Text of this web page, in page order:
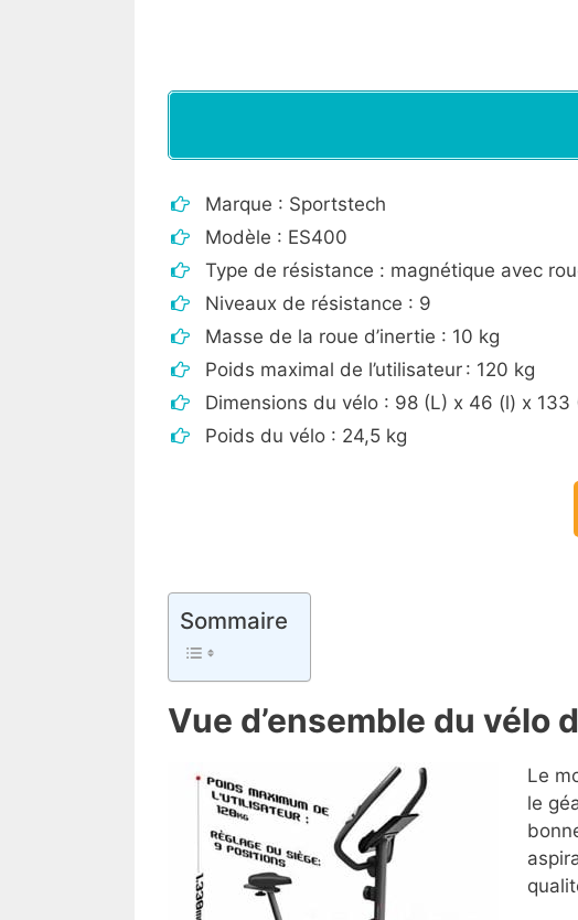
Marque : Sportstech
Modèle : ES400
Type de résistance : magnétique avec
Niveaux de résistance : 9
Masse de la roue d’inertie : 10 kg
Poids maximal de l’utilisateur : 120 kg
Dimensions du vélo : 98 (L) x 46 (l) x 133
Poids du vélo : 24,5 kg
Sommaire
Vue d’ensemble du vélo
Le
le